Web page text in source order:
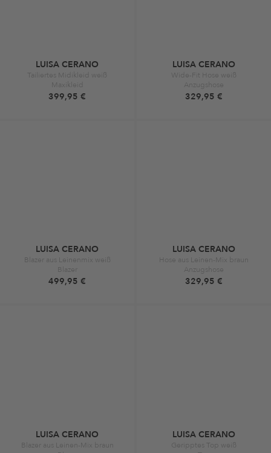
LUISA CERANO
Tailiertes Midikleid weiß
Maxikleid
399,95 €
LUISA CERANO
Wide-Fit Hose weiß
Anzugshose
329,95 €
LUISA CERANO
Blazer aus Leinenmix weiß
Blazer
499,95 €
LUISA CERANO
Hose aus Leinen-Mix braun
Anzugshose
329,95 €
LUISA CERANO
Blazer aus Leinen-Mix braun
LUISA CERANO
Geripptes Top weiß